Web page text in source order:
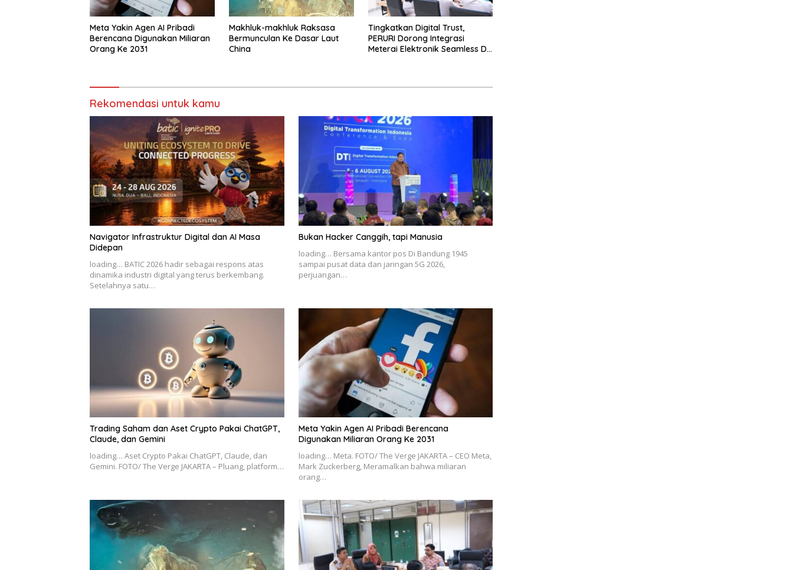
Meta Yakin Agen AI Pribadi
Berencana Digunakan Miliaran
Orang Ke 2031
Makhluk-makhluk Raksasa
Bermunculan Ke Dasar Laut
China
Tingkatkan Digital Trust,
PERURI Dorong Integrasi
Meterai Elektronik Seamless Di
Rekomendasi untuk kamu
Navigator Infrastruktur Digital dan AI Masa
Didepan
loading… BATIC 2026 hadir sebagai respons atas
dinamika industri digital yang terus berkembang.
Setelahnya satu…
Bukan Hacker Canggih, tapi Manusia
loading… Bersama kantor pos Di Bandung 1945
sampai pusat data dan jaringan 5G 2026,
perjuangan…
Trading Saham dan Aset Crypto Pakai ChatGPT,
Claude, dan Gemini
loading… Aset Crypto Pakai ChatGPT, Claude, dan
Gemini. FOTO/ The Verge JAKARTA – Pluang, platform…
Meta Yakin Agen AI Pribadi Berencana
Digunakan Miliaran Orang Ke 2031
loading… Meta. FOTO/ The Verge JAKARTA – CEO Meta,
Mark Zuckerberg, Meramalkan bahwa miliaran
orang…